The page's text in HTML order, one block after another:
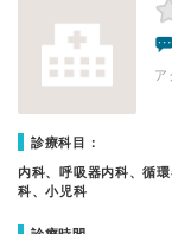
診療科目：
内科、呼吸器内科、循
科、小児科